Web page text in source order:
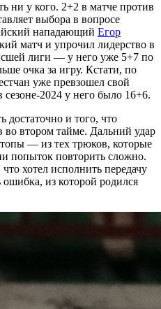
ни у кого. 2+2 в матче против
выбора в вопросе
нападающий Егор
матч и упрочил лидерство в
лиги — у него уже 5+7 по
очка за игру. Кстати, по
уже превзошел свой
2024 у него было 16+6.
достаточно и того, что
втором тайме. Дальний удар
— из тех трюков, которые
попыток повторить сложно.
хотел исполнить передачу
из которой родился